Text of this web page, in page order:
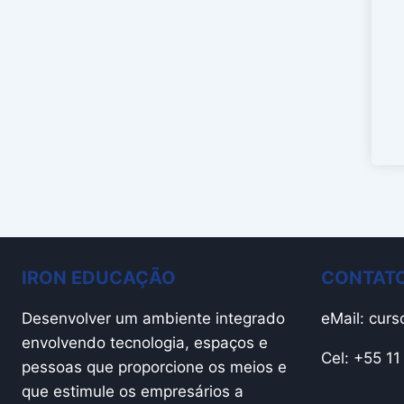
IRON EDUCAÇÃO
Desenvolver um ambiente integrado
envolvendo tecnologia, espaços e
pessoas que proporcione os meios e
que estimule os empresários a
eMail:
Cel: +55